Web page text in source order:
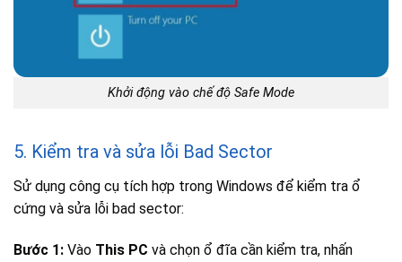
Khởi động vào chế độ Safe Mode
5. Kiểm tra và sửa lỗi Bad Sector
Sử dụng công cụ tích hợp trong Windows để kiểm tra ổ
cứng và sửa lỗi bad sector:
Bước 1: Vào This PC và chọn ổ đĩa cần kiểm tra, nhấn